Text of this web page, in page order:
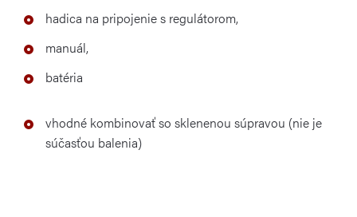
hadica na pripojenie s regulátorom,
manuál,
batéria
vhodné kombinovať so sklenenou súpravou (nie je
súčasťou balenia)